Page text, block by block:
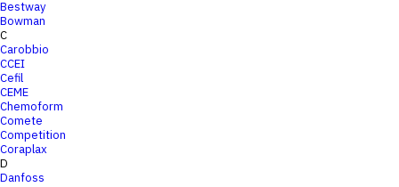
Bestway
Bowman
C
Carobbio
CCEI
Cefil
CEME
Chemoform
Comete
Competition
Coraplax
D
Danfoss